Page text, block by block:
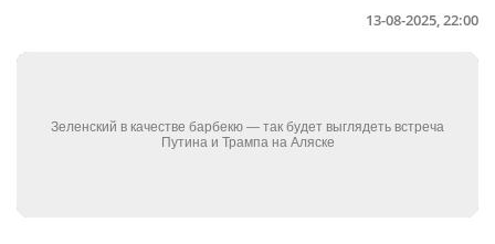
13-08-2025, 22:00